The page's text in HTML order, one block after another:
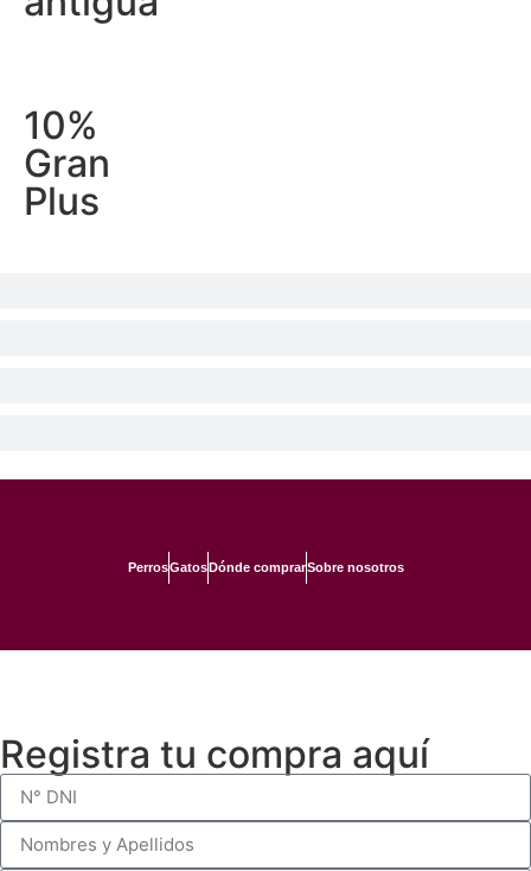
10%
Gran
Plus
PerrosGatosDónde comprarSobre nosotros
Registra tu compra aquí